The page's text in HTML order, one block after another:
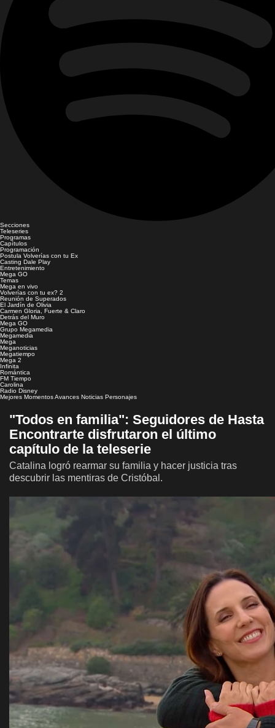
Secciones
Teleseries
Programas
Capítulos
Programación
Postula Volverías con tu Ex
Casting Dale Play
Entretenimiento
Mega GO
Temas
Mega en vivo
Volverías con tu ex? 2
Reunión de Superados
El Jardín de Olivia
Carmen Gloria, Fuerte & Claro
Detrás del Muro
Mega GO
Grupo Megamedia
Megamedia
Mega
Meganoticias
Megatiempo
Mega 2
Infinita
Romántica
FM Tiempo
Carolina
Radio Disney
Mejores MomentosAvances Noticias Personajes
"Todos en familia": Seguidores de Hasta
Encontrarte disfrutaron el último
capítulo de la teleserie
Catalina logró rearmar su familia y hacer justicia tras
descubrir las mentiras de Cristóbal.